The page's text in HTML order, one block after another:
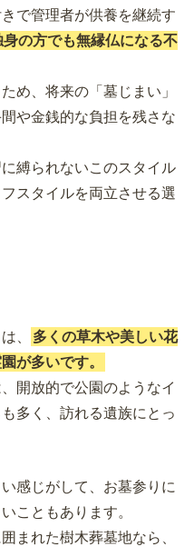
で管理者が供養を継続す
身の方でも無縁仏になる不
め、将来の「墓じまい」
や金銭的な負担を残さな
縛られないこのスタイル
スタイルを両立させる選
、
多くの草木や美しい花
が多いです。
開放的で公園のようなイ
多く、訪れる遺族にとっ
感じがして、お墓参りに
こともあります。
まれた樹木葬墓地なら、